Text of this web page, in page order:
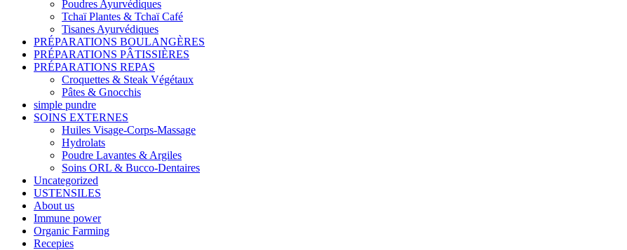
Poudres Ayurvédiques
Tchaï Plantes & Tchaï Café
Tisanes Ayurvédiques
PRÉPARATIONS BOULANGÈRES
PRÉPARATIONS PÂTISSIÈRES
PRÉPARATIONS REPAS
Croquettes & Steak Végétaux
Pâtes & Gnocchis
simple pundre
SOINS EXTERNES
Huiles Visage-Corps-Massage
Hydrolats
Poudre Lavantes & Argiles
Soins ORL & Bucco-Dentaires
Uncategorized
USTENSILES
About us
Immune power
Organic Farming
Recepies